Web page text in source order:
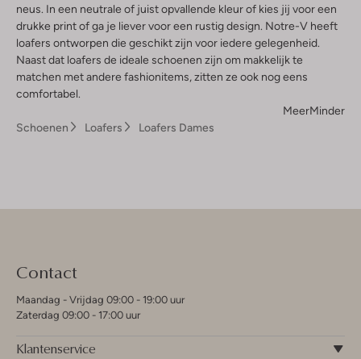
neus. In een neutrale of juist opvallende kleur of kies jij voor een
drukke print of ga je liever voor een rustig design. Notre-V heeft
loafers ontworpen die geschikt zijn voor iedere gelegenheid.
Naast dat loafers de ideale schoenen zijn om makkelijk te
matchen met andere fashionitems, zitten ze ook nog eens
comfortabel.
MeerMinder
Schoenen
Loafers Loafers Dames
Contact
Maandag - Vrijdag 09:00 - 19:00 uur
Zaterdag 09:00 - 17:00 uur
Klantenservice